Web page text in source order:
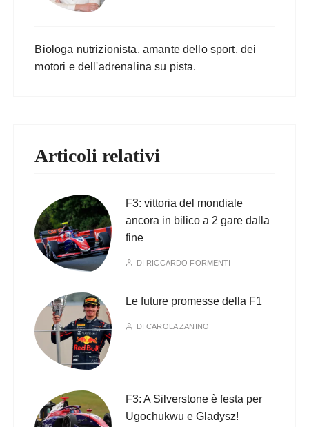
Biologa nutrizionista, amante dello sport, dei
motori e dell'adrenalina su pista.
Articoli relativi
F3: vittoria del mondiale
ancora in bilico a 2 gare dalla
fine
DI RICCARDO FORMENTI
Le future promesse della F1
DICAROLA ZANINO
F3: A Silverstone è festa per
Ugochukwu e Gladysz!